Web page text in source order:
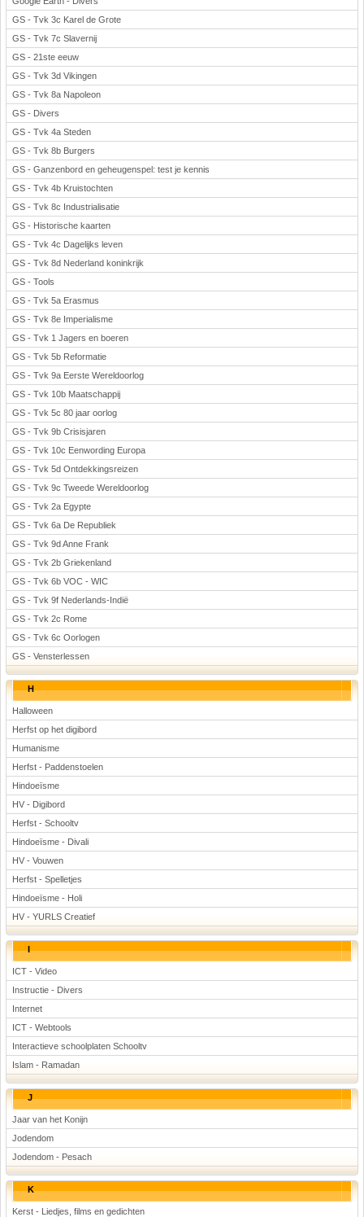
GS - Tvk 3c Karel de Grote
GS - Tvk 7c Slavernij
GS - 21ste eeuw
GS - Tvk 3d Vikingen
GS - Tvk 8a Napoleon
GS - Divers
GS - Tvk 4a Steden
GS - Tvk 8b Burgers
GS - Ganzenbord en geheugenspel: test je kennis
GS - Tvk 4b Kruistochten
GS - Tvk 8c Industrialisatie
GS - Historische kaarten
GS - Tvk 4c Dagelijks leven
GS - Tvk 8d Nederland koninkrijk
GS - Tools
GS - Tvk 5a Erasmus
GS - Tvk 8e Imperialisme
GS - Tvk 1 Jagers en boeren
GS - Tvk 5b Reformatie
GS - Tvk 9a Eerste Wereldoorlog
GS - Tvk 10b Maatschappij
GS - Tvk 5c 80 jaar oorlog
GS - Tvk 9b Crisisjaren
GS - Tvk 10c Eenwording Europa
GS - Tvk 5d Ontdekkingsreizen
GS - Tvk 9c Tweede Wereldoorlog
GS - Tvk 2a Egypte
GS - Tvk 6a De Republiek
GS - Tvk 9d Anne Frank
GS - Tvk 2b Griekenland
GS - Tvk 6b VOC - WIC
GS - Tvk 9f Nederlands-Indië
GS - Tvk 2c Rome
GS - Tvk 6c Oorlogen
GS - Vensterlessen
H
Halloween
Herfst op het digibord
Humanisme
Herfst - Paddenstoelen
Hindoeïsme
HV - Digibord
Herfst - Schooltv
Hindoeïsme - Divali
HV - Vouwen
Herfst - Spelletjes
Hindoeïsme - Holi
HV - YURLS Creatief
I
ICT - Video
Instructie - Divers
Internet
ICT - Webtools
Interactieve schoolplaten Schooltv
Islam - Ramadan
J
Jaar van het Konijn
Jodendom
Jodendom - Pesach
K
Kerst - Liedjes, films en gedichten